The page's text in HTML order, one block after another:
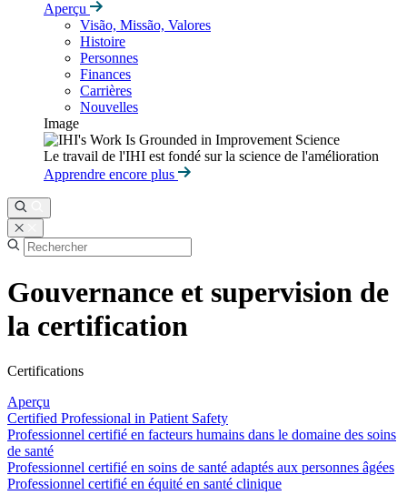
Aperçu
Visão, Missão, Valores
Histoire
Personnes
Finances
Carrières
Nouvelles
Image
Le travail de l'IHI est fondé sur la science de l'amélioration
Apprendre encore plus
Gouvernance et supervision de
la certification
Certifications
Aperçu
Certified Professional in Patient Safety
Professionnel certifié en facteurs humains dans le domaine des soins
de santé
Professionnel certifié en soins de santé adaptés aux personnes âgées
Professionnel certifié en équité en santé clinique